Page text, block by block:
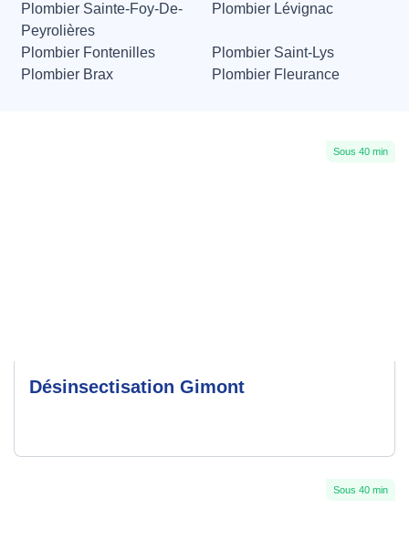
Plombier Sainte-Foy-De-
Peyrolières
Plombier Lévignac
Plombier Fontenilles
Plombier Saint-Lys
Plombier Brax
Plombier Fleurance
Sous 40 min
Désinsectisation Gimont
Sous 40 min